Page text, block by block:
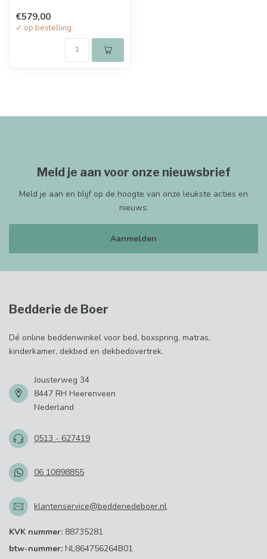
€579,00
✓ op bestelling
Meld je aan voor onze nieuwsbrief
Meld je aan en blijf op de hoogte van onze leukste acties en
nieuws.
Aanmelden
Bedderie de Boer
Dé online beddenwinkel voor bed, boxspring, matras,
kinderkamer, dekbed en dekbedovertrek.
Jousterweg 34
8447 RH Heerenveen
Nederland
0513 - 627419
06 10898855
klantenservice@bedderiedeboer.nl
KVK nummer: 88735281
btw-nummer: NL864756264B01